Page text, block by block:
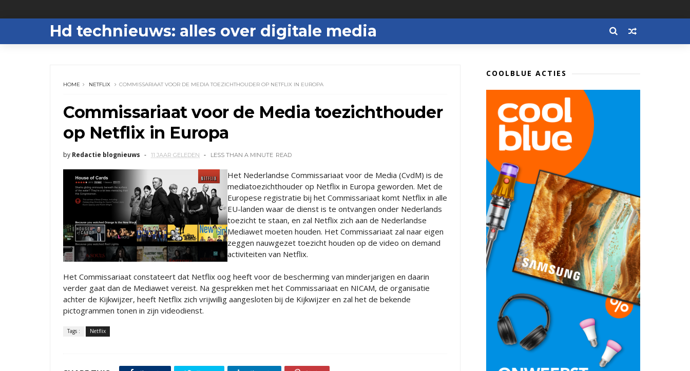
Hd technieuws: alles over digitale media
HOME NETFLIX COMMISSARIAAT VOOR DE MEDIA TOEZICHTHOUDER OP NETFLIX IN EUROPA
Commissariaat voor de Media toezichthouder
op Netflix in Europa
by Redactie blognieuws 11 JAAR GELEDEN LESS THAN A MINUTE READ
Het Nederlandse Commissariaat voor de Media (CvdM) is de
mediatoezichthouder op Netflix in Europa geworden. Met de
Europese registratie bij het Commissariaat komt Netflix in alle
EU-landen waar de dienst is te ontvangen onder Nederlands
toezicht te staan, en zal Netflix zich aan de Nederlandse
Mediawet moeten houden. Het Commissariaat zal naar eigen
zeggen nauwgezet toezicht houden op de video on demand
activiteiten van Netflix.
Het Commissariaat constateert dat Netflix oog heeft voor de bescherming van minderjarigen en daarin
verder gaat dan de Mediawet vereist. Na gesprekken met het Commissariaat en NICAM, de organisatie
achter de Kijkwijzer, heeft Netflix zich vrijwillig aangesloten bij de Kijkwijzer en zal het de bekende
pictogrammen tonen in zijn videodienst.
Tags : Netflix
COOLBLUE ACTIES